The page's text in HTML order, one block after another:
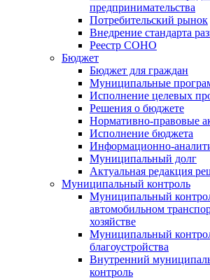
предпринимательства
Потребительский рынок
Внедрение стандарта
Реестр СОНО
Бюджет
Бюджет для граждан
Муниципальные
Исполнение целевых
Решения о бюджете
Нормативно-правовые
Исполнение бюджета
Информационно-
Муниципальный долг
Актуальная редакция
Муниципальный контроль
Муниципальный
автомобильном
хозяйстве
Муниципальный
благоустройства
Внутренний
контроль